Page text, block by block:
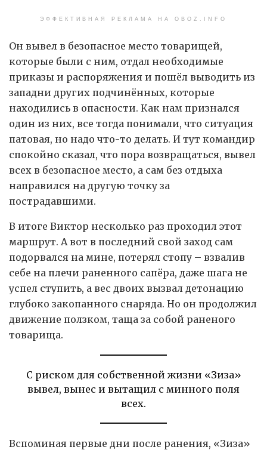
ЭФФЕКТИВНАЯ РЕКЛАМА НА OBOZ.INFO
Он вывел в безопасное место товарищей,
которые были с ним, отдал необходимые
приказы и распоряжения и пошёл выводить из
западни других подчинённых, которые
находились в опасности. Как нам признался
один из них, все тогда понимали, что ситуация
патовая, но надо что-то делать. И тут командир
спокойно сказал, что пора возвращаться, вывел
всех в безопасное место, а сам без отдыха
направился на другую точку за
пострадавшими.
В итоге Виктор несколько раз проходил этот
маршрут. А вот в последний свой заход сам
подорвался на мине, потерял стопу – взвалив
себе на плечи раненного сапёра, даже шага не
успел ступить, а вес двоих вызвал детонацию
глубоко закопанного снаряда. Но он продолжил
движение ползком, таща за собой раненого
товарища.
С риском для собственной жизни «Зиза»
вывел, вынес и вытащил с минного поля
всех.
Вспоминая первые дни после ранения, «Зиза»